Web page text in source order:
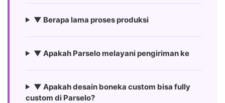
▼ Berapa lama proses produksi
▼ Apakah Parselo melayani pengiriman ke
▼ Apakah desain boneka custom bisa fully
custom di Parselo?